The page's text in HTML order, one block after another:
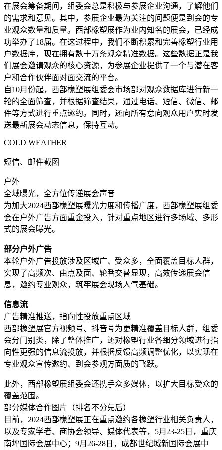
在展会筹备期间，组委会总是积极与参展企业沟通，了解他们
的需求和意见。其中，参展企业最为关注的问题便是到会的专
业观众数量和质量。西部橡塑展作为业内知名的展会，已经成
功举办了18届。在这过程中，我们不断积累和完善橡塑行业用
户数据库，现在拥有数十万条观众精准数据。这些数据正是我
们展会邀请观众的核心资源，为参展企业提供了一个与潜在客
户和合作伙伴面对面交流的平台。
自10月份起，西部橡塑展组委会市场部对观众数据库进行新一
轮的全面筛查，并根据筛查结果，通过电话、短信、微信、邮
件等方式进行重点邀约。同时，还向所有意向观众用户实时发
送最新展会动态信息，保持互动。
COLD WEATHER
短信、邮件截图
户外
全域曝光，全方位传递展会声音
为加大2024西部橡塑展曝光力度和传播广度，西部橡塑展组委
会在户外广告方面重金投入，针对重点地区进行多场域、多形
式的展会曝光。
部分户外广告
本轮户外广告投放涉及区域广、受众多，全面覆盖目标人群，
实现了高频次、由点及面、轮番交替显现，高效传递展会信
息，邀约专业观众，筑牢展会现场人气基础。
信息流
广告精准推送，指向性投放重点区域
西部橡塑展官方视频号、抖音号为更精准覆盖目标人群，组委
会分门别类，除了整体推广，还对橡塑行业各细分领域进行指
向性更强的信息流投放，并根据反馈高频调整优化，以实现在
专业观众宣传邀约、到会参观方面质的飞跃。
此外，西部橡塑展组委会还携手众多媒体，以扩大目标受众的
覆盖范围。
部分媒体合作图片（排名不分先后）
目前，2024西部橡塑展正在重点邀约各橡塑行业相关负责人，
以及专家学者、商协会领导、媒体代表等，5月23-25日，重庆
南坪国际会展中心；9月26-28日，成都世纪城新国际会展中